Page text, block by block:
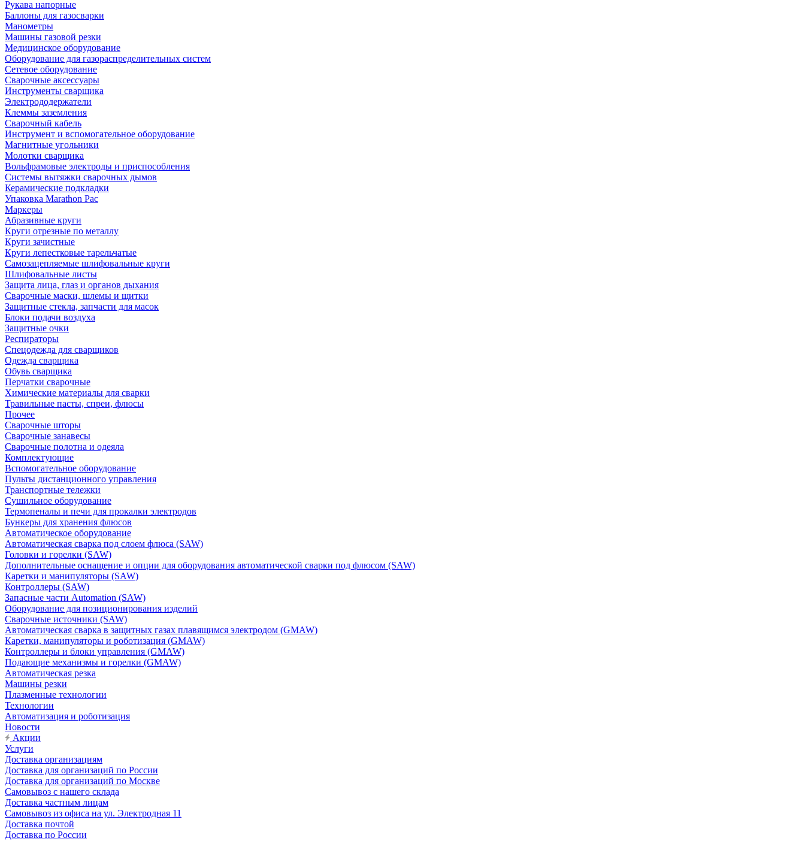
Рукава напорные
Баллоны для газосварки
Манометры
Машины газовой резки
Медицинское оборудование
Оборудование для газораспределительных систем
Сетевое оборудование
Сварочные аксессуары
Инструменты сварщика
Электрододержатели
Клеммы заземления
Сварочный кабель
Инструмент и вспомогательное оборудование
Магнитные угольники
Молотки сварщика
Вольфрамовые электроды и приспособления
Системы вытяжки сварочных дымов
Керамические подкладки
Упаковка Marathon Pac
Маркеры
Абразивные круги
Круги отрезные по металлу
Круги зачистные
Круги лепестковые тарельчатые
Самозацепляемые шлифовальные круги
Шлифовальные листы
Защита лица, глаз и органов дыхания
Сварочные маски, шлемы и щитки
Защитные стекла, запчасти для масок
Блоки подачи воздуха
Защитные очки
Респираторы
Спецодежда для сварщиков
Одежда сварщика
Обувь сварщика
Перчатки сварочные
Химические материалы для сварки
Травильные пасты, спреи, флюсы
Прочее
Сварочные шторы
Сварочные занавесы
Сварочные полотна и одеяла
Комплектующие
Вспомогательное оборудование
Пульты дистанционного управления
Транспортные тележки
Сушильное оборудование
Термопеналы и печи для прокалки электродов
Бункеры для хранения флюсов
Автоматическое оборудование
Автоматическая сварка под слоем флюса (SAW)
Головки и горелки (SAW)
Дополнительные оснащение и опции для оборудования автоматической сварки под флюсом (SAW)
Каретки и манипуляторы (SAW)
Контроллеры (SAW)
Запасные части Automation (SAW)
Оборудование для позиционирования изделий
Сварочные источники (SAW)
Автоматическая сварка в защитных газах плавящимся электродом (GMAW)
Каретки, манипуляторы и роботизация (GMAW)
Контроллеры и блоки управления (GMAW)
Подающие механизмы и горелки (GMAW)
Автоматическая резка
Машины резки
Плазменные технологии
Технологии
Автоматизация и роботизация
Новости
Акции
Услуги
Доставка организациям
Доставка для организаций по России
Доставка для организаций по Москве
Самовывоз с нашего склада
Доставка частным лицам
Самовывоз из офиса на ул. Электродная 11
Доставка почтой
Доставка по России